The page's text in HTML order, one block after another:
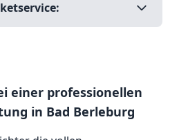
einer professionellen
in Bad Berleburg